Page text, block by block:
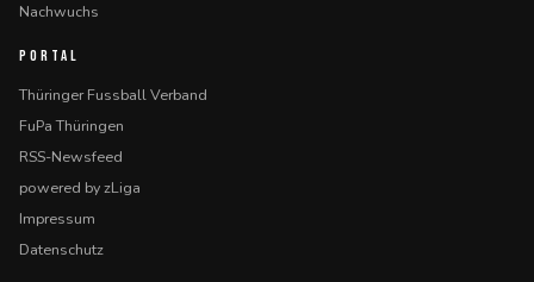
Nachwuchs
PORTAL
Thüringer Fussball Verband
FuPa Thüringen
RSS-Newsfeed
powered by zLiga
Impressum
Datenschutz